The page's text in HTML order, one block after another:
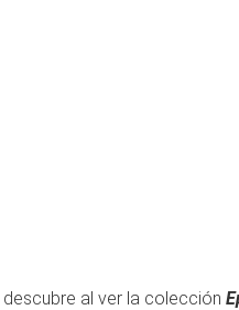
al ver la colección